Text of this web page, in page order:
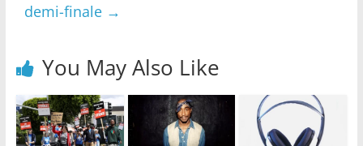
demi-finale →
You May Also Like